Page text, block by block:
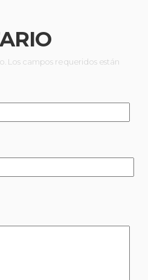
Los campos requeridos están